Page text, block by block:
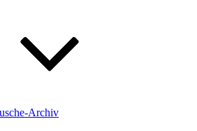
Archiv